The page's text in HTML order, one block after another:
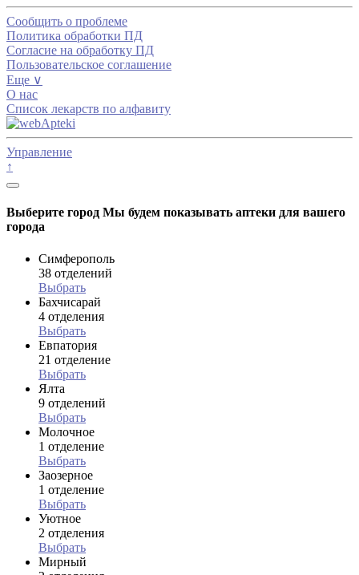
Сообщить о проблеме
Политика обработки ПД
Согласие на обработку ПД
Пользовательское соглашение
Еще ∨
О нас
Список лекарств по алфавиту
Управление
↑
Выберите город Мы будем показывать аптеки для вашего
города
Симферополь
38 отделений
Выбрать
Бахчисарай
4 отделения
Выбрать
Евпатория
21 отделение
Выбрать
Ялта
9 отделений
Выбрать
Молочное
1 отделение
Выбрать
Заозерное
1 отделение
Выбрать
Уютное
2 отделения
Выбрать
Мирный